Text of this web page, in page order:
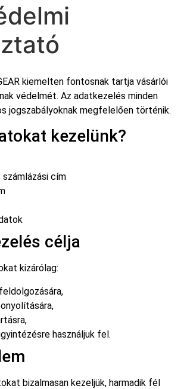
kiemelten fontosnak tartja vásárlói
védelmét. Az adatkezelés minden
jogszabályoknak megfelelően történik.
kezelünk?
cím
célja
kizárólag:
használjuk fel.
bizalmasan kezeljük, harmadik fél